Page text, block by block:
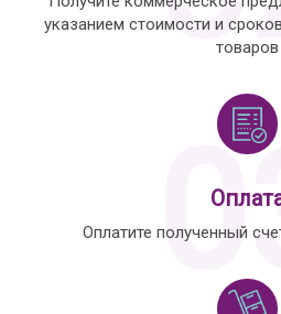
указанием стоимости и
товаров
Оплатите полученный